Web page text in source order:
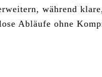
während klare,
Abläufe ohne